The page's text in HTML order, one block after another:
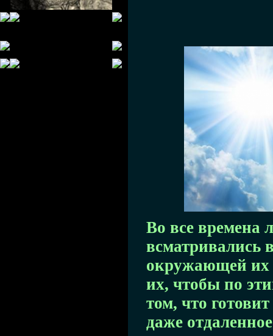
Во все времена
всматривались
окружающей их
их, чтобы по
том, что
даже